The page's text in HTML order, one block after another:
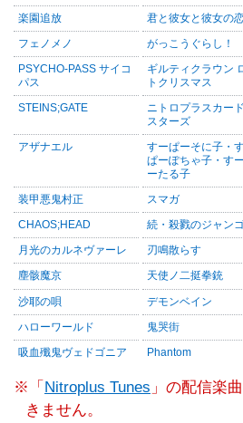
楽園追放 君と彼女と彼女の
フェノメノ がっこうぐらし！
PSYCHO-PASS サイコ
パス
ギルティクラウン
トクリスマス
STEINS;GATE
ニトロプラスカー
スターズ
アザナエル
すーぱーそに子・
ぱーぽちゃ子・す
ーたる子
装甲悪鬼村正 スマガ
CHAOS;HEAD 続・殺戮のジャン
月光のカルネヴァーレ 刃鳴散らす
塵骸魔京 天使ノ二挺拳銃
沙耶の唄 デモンベイン
ハローワールド 鬼哭街
吸血殲鬼ヴェドゴニア Phantom
※「 Nitroplus Tunes 」の配信楽
きません。